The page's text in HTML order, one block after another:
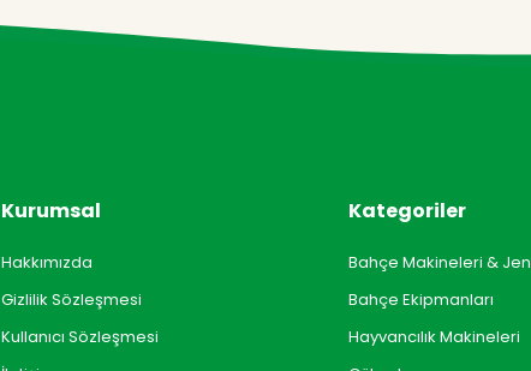
Kurumsal
Hakkımızda
Gizlilik Sözleşmesi
Kullanıcı Sözleşmesi
Kategoriler
Bahçe Makineleri &
Bahçe Ekipmanları
Hayvancılık Makineleri